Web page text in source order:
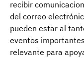
recibir
del correo
pueden estar al
eventos
relevante para